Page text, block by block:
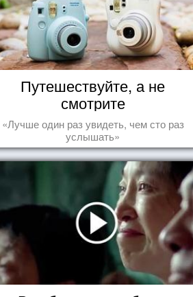
Путешествуйте, а не
смотрите
«Лучше один раз увидеть, чем сто раз
услышать»